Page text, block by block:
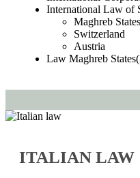
International Law of
Maghreb
Switzerland
Austria
Law Maghreb
ITALIAN LAW